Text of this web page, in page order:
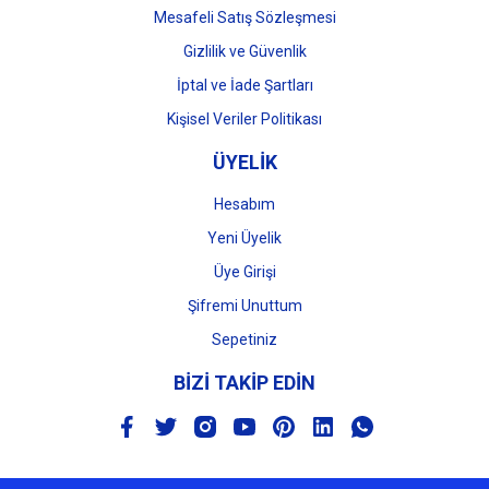
Mesafeli Satış Sözleşmesi
Gizlilik ve Güvenlik
İptal ve İade Şartları
Kişisel Veriler Politikası
ÜYELİK
Hesabım
Yeni Üyelik
Üye Girişi
Şifremi Unuttum
Sepetiniz
BİZİ TAKİP EDİN